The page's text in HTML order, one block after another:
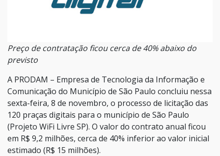
Preço de contratação ficou cerca de 40% abaixo do
previsto
A PRODAM – Empresa de Tecnologia da Informação e
Comunicação do Município de São Paulo concluiu nessa
sexta-feira, 8 de novembro, o processo de licitação das
120 praças digitais para o município de São Paulo
(Projeto WiFi Livre SP). O valor do contrato anual ficou
em R$ 9,2 milhões, cerca de 40% inferior ao valor inicial
estimado (R$ 15 milhões).